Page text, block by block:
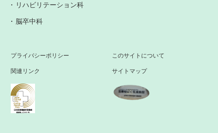
リハビリテーション科
脳卒中科
プライバシーポリシー このサイトについて
関連リンク サイトマップ